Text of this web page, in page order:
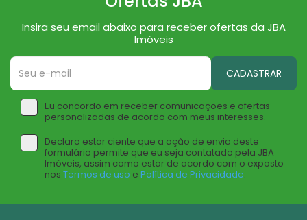
Insira seu email abaixo para receber ofertas da JBA
Imóveis
CADASTRAR
Eu concordo em receber comunicações e ofertas
personalizadas de acordo com meus interesses.
Declaro estar ciente que a ação de envio deste
formulário permite que eu seja contatado pela JBA
Imóveis, assim como estar de acordo com o exposto
nos Termos de uso e Política de Privacidade.